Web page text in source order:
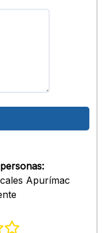
Apurímac